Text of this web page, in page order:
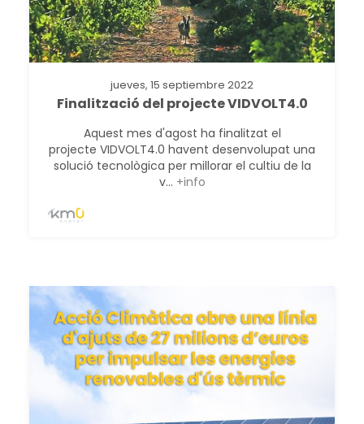
jueves, 15 septiembre 2022
Finalització del projecte VIDVOLT4.0
Aquest mes d'agost ha finalitzat el
projecte VIDVOLT4.0 havent desenvolupat una
solució tecnològica per millorar el cultiu de la
v... +info